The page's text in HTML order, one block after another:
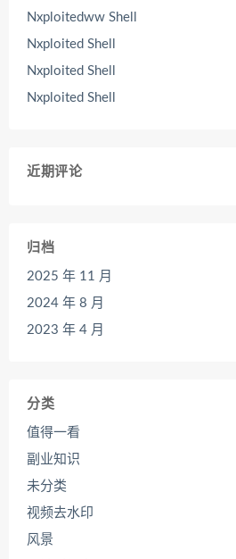
Nxploitedww Shell
Nxploited Shell
Nxploited Shell
Nxploited Shell
近期评论
归档
2025 年 11 月
2024 年 8 月
2023 年 4 月
分类
值得一看
副业知识
未分类
视频去水印
风景